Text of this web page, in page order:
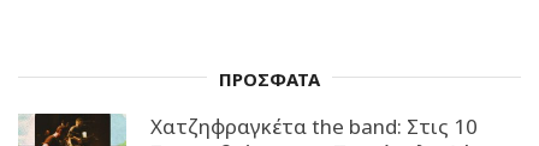
ΠΡΟΣΦΑΤΑ
Χατζηφραγκέτα the band: Στις 10